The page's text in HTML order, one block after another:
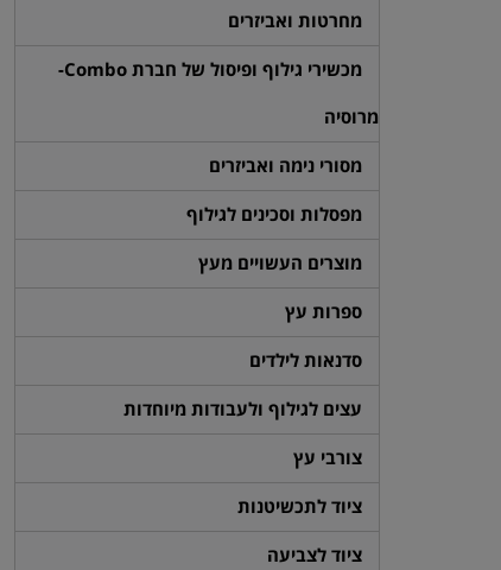
מחרטות ואביזרים
מכשירי גילוף ופיסול של חברת Combo-
מרוסיה
מסורי נימה ואביזרים
מפסלות וסכינים לגילוף
מוצרים העשויים מעץ
ספרות עץ
סדנאות לילדים
עצים לגילוף ולעבודות מיוחדות
צורבי עץ
ציוד לתכשיטנות
ציוד לצביעה